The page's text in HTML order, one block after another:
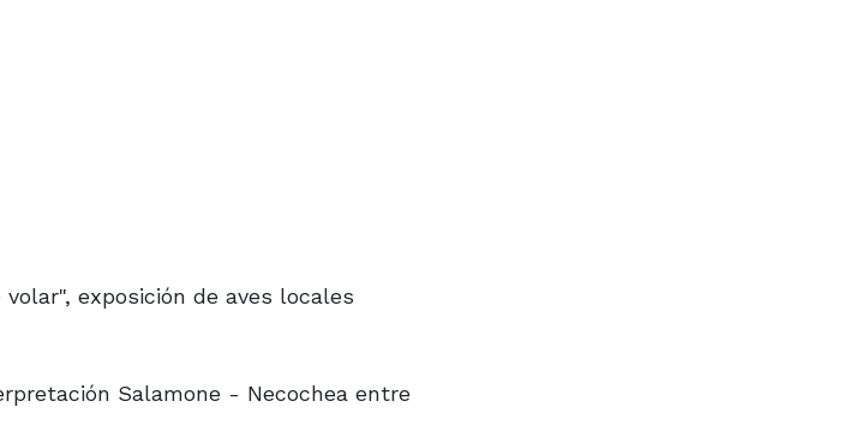
exposición de aves locales
Salamone - Necochea entre